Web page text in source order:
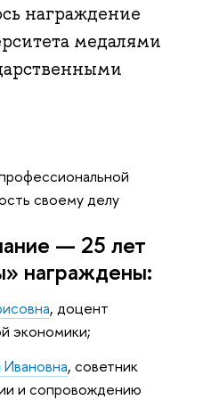
награждение
медалями
своему делу
— 25 лет
награждены:
, доцент
экономики;
, советник
и сопровождению